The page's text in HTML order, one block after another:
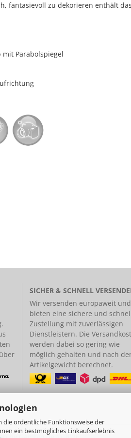
die ordentliche Funktionsweise der
ein bestmögliches Einkaufserlebnis
fantasievoll zu dekorieren enthält
mit Parabolspiegel
SICHER & SCHNELL
Wir versenden europaweit und
bieten eine sichere und
Zustellung mit zuverlässigen
Dienstleistern. Die
werden dabei so gering wie
möglich gehalten und nach
Artikelgewicht berechnet.